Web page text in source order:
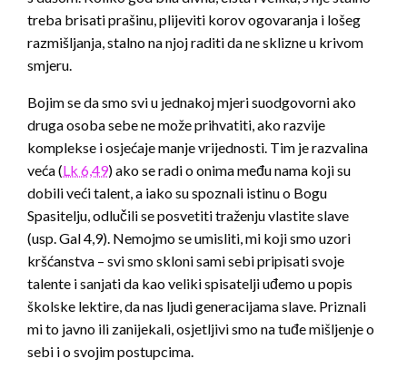
treba brisati prašinu, plijeviti korov ogovaranja i lošeg
razmišljanja, stalno na njoj raditi da ne sklizne u krivom
smjeru.
Bojim se da smo svi u jednakoj mjeri suodgovorni ako
druga osoba sebe ne može prihvatiti, ako razvije
komplekse i osjećaje manje vrijednosti. Tim je razvalina
veća (Lk 6,49) ako se radi o onima među nama koji su
dobili veći talent, a iako su spoznali istinu o Bogu
Spasitelju, odlučili se posvetiti traženju vlastite slave
(usp. Gal 4,9). Nemojmo se umisliti, mi koji smo uzori
kršćanstva – svi smo skloni sami sebi pripisati svoje
talente i sanjati da kao veliki spisatelji uđemo u popis
školske lektire, da nas ljudi generacijama slave. Priznali
mi to javno ili zanijekali, osjetljivi smo na tuđe mišljenje o
sebi i o svojim postupcima.